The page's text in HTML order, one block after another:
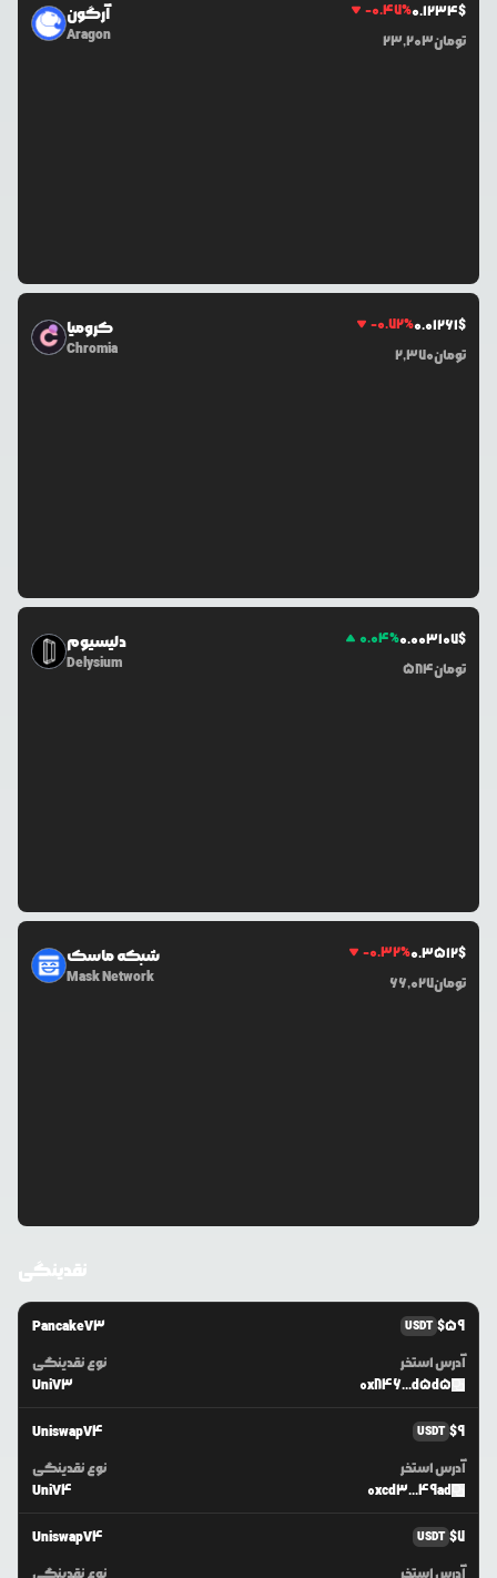
آرگون
Aragon
-0.47%0.1234$
23,203تومان
کرومیا
Chromia
-0.72%0.01261$
2,370تومان
دلیسیوم
Delysium
0.04%0.003107$
584تومان
شبکه ماسک
Mask Network
-0.32%0.3512$
66,027تومان
نقدینگی
PancakeV3 USDT $59
نوع نقدینگی
UniV3
آدرس استخر
0x846...d5d5
UniswapV4 USDT $9
نوع نقدینگی
UniV4
آدرس استخر
0xcd3...49ad
UniswapV4 USDT $7
نوع نقدینگی آدرس استخر